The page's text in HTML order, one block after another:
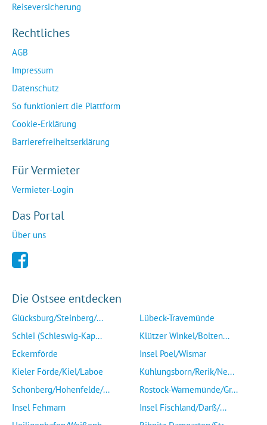
Reiseversicherung
Rechtliches
AGB
Impressum
Datenschutz
So funktioniert die Plattform
Cookie-Erklärung
Barrierefreiheitserklärung
Für Vermieter
Vermieter-Login
Das Portal
Über uns
Die Ostsee entdecken
Glücksburg/Steinberg/...
Schlei (Schleswig-Kap...
Eckernförde
Kieler Förde/Kiel/Laboe
Schönberg/Hohenfelde/...
Insel Fehmarn
Lübeck-Travemünde
Klützer Winkel/Bolten...
Insel Poel/Wismar
Kühlungsborn/Rerik/Ne...
Rostock-Warnemünde/Gr...
Insel Fischland/Darß/...